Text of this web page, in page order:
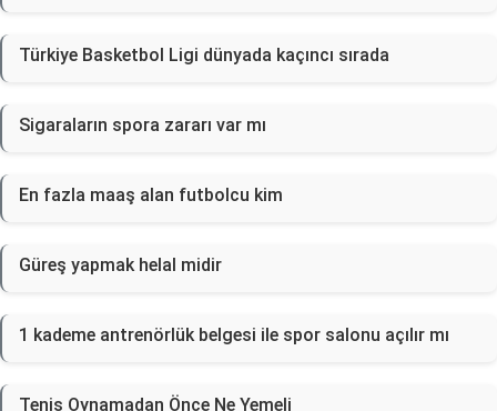
Türkiye Basketbol Ligi dünyada kaçıncı sırada
Sigaraların spora zararı var mı
En fazla maaş alan futbolcu kim
Güreş yapmak helal midir
1 kademe antrenörlük belgesi ile spor salonu açılır mı
Tenis Oynamadan Önce Ne Yemeli